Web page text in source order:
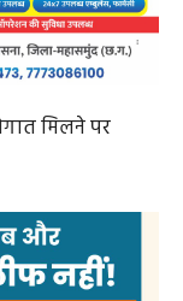
मिलने पर